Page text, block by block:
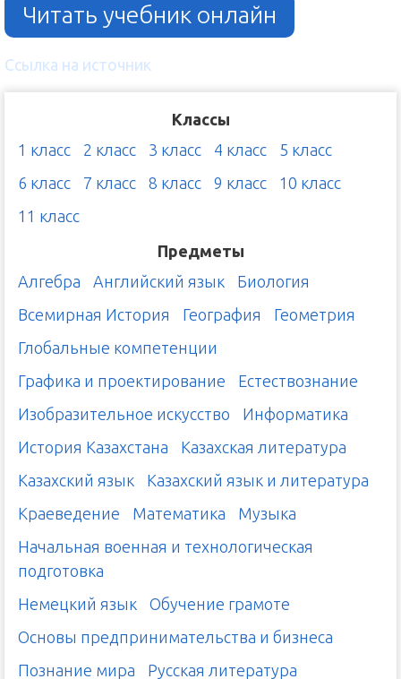
Читать учебник онлайн
Ссылка на источник
Классы
1 класс
2 класс 3 класс 4 класс
5 класс
6 класс
7 класс 8 класс 9 класс
10 класс
11 класс
Предметы
Алгебра
Английский язык
Биология
Всемирная История
География
Геометрия
Глобальные компетенции
Графика и проектирование
Естествознание
Изобразительное искусство
Информатика
История Казахстана
Казахская литература
Казахский язык
Казахский язык и литература
Краеведение
Математика
Музыка
Начальная военная и технологическая
подготовка
Немецкий язык
Обучение грамоте
Основы предпринимательства и бизнеса
Познание мира
Русская литература